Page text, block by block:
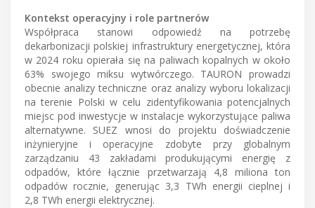
Kontekst operacyjny i role partnerów
Współpraca stanowi odpowiedź na potrzebę
dekarbonizacji polskiej infrastruktury energetycznej, która
w 2024 roku opierała się na paliwach kopalnych w około
63% swojego miksu wytwórczego. TAURON prowadzi
obecnie analizy techniczne oraz analizy wyboru lokalizacji
na terenie Polski w celu zidentyfikowania potencjalnych
miejsc pod inwestycje w instalacje wykorzystujące paliwa
alternatywne. SUEZ wnosi do projektu doświadczenie
inżynieryjne i operacyjne zdobyte przy globalnym
zarządzaniu 43 zakładami produkującymi energię z
odpadów, które łącznie przetwarzają 4,8 miliona ton
odpadów rocznie, generując 3,3 TWh energii cieplnej i
2,8 TWh energii elektrycznej.